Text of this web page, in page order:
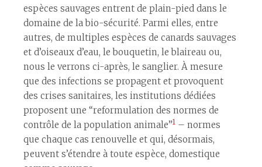
espèces sauvages entrent de plain-pied dans le
domaine de la bio-sécurité. Parmi elles, entre
autres, de multiples espèces de canards sauvages
et d’oiseaux d’eau, le bouquetin, le blaireau ou,
nous le verrons ci-après, le sanglier. À mesure
que des infections se propagent et provoquent
des crises sanitaires, les institutions dédiées
proposent une “reformulation des normes de
contrôle de la population animale”1 – normes
que chaque cas renouvelle et qui, désormais,
peuvent s’étendre à toute espèce, domestique